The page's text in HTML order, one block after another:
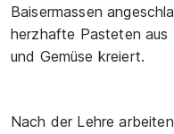
Baisermassen
herzhafte Pasteten aus
und Gemüse kreiert.
Nach der Lehre